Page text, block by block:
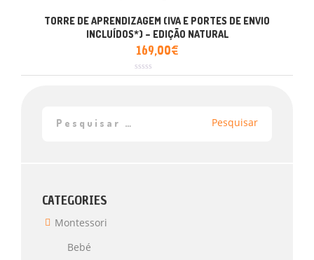
TORRE DE APRENDIZAGEM (IVA E PORTES DE ENVIO
INCLUÍDOS*) – EDIÇÃO NATURAL
169,00€
Avaliação
CATEGORIES
Montessori
Bebé